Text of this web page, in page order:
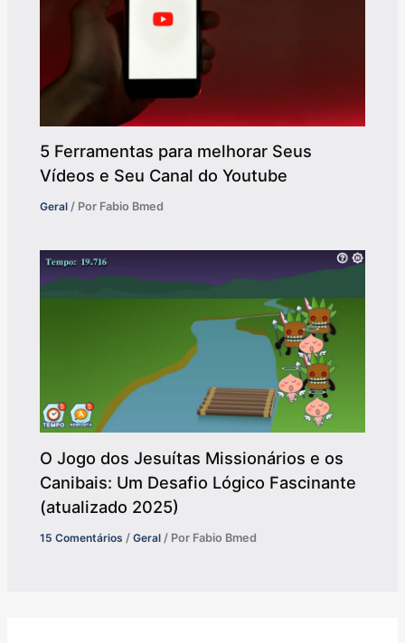
5 Ferramentas para melhorar Seus
Vídeos e Seu Canal do Youtube
Geral / Por Fabio Bmed
O Jogo dos Jesuítas Missionários e os
Canibais: Um Desafio Lógico Fascinante
(atualizado 2025)
15 Comentários /Geral / Por Fabio Bmed